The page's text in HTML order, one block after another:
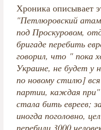
Хроника описывает
"Петлюровский
под Проскуровом,
бригаде перебить
говорил, что " пока
Украине, не будет у
по новому стилю]
партии, каждая
стала бить евреев;
иногда поголовно,
перебили 3000